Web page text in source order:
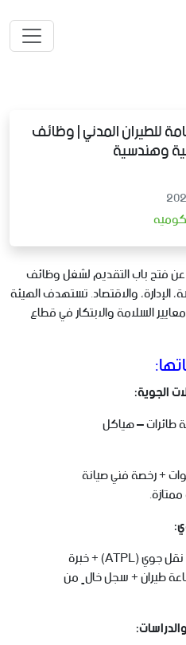
للطيران المدني | وظائف
وهندسية
عن فتح باب التقديم لشغل وظائف
الإدارة، والاقتصاد. تستهدف الهيئة
السلامة والابتكار في قطاع
الجوية:
طائرات – هياكل
5 سنوات + رخصة فني صيانة
رخصة طيار نقل جوي (ATPL) + خبرة
+ (5000) ساعة طيران + سجل خالٍ من